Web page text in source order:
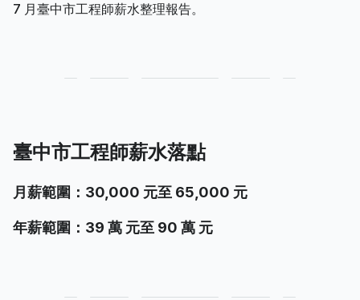
7 月臺中市工程師薪水整理報告。
臺中市工程師薪水落點
月薪範圍：30,000 元至 65,000 元
年薪範圍：39 萬 元至 90 萬 元